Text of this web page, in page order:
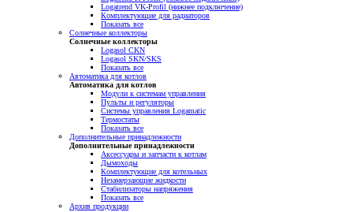
Logatrend VK-Profil (нижнее подключение)
Комплектующие для радиаторов
Показать все
Солнечные коллекторы
Солнечные коллекторы
Logasol CKN
Logasol SKN/SKS
Показать все
Автоматика для котлов
Автоматика для котлов
Модули к системам управления
Пульты и регуляторы
Системы управления Logamatic
Термостаты
Показать все
Дополнительные принадлежности
Дополнительные принадлежности
Аксессуары и запчасти к котлам
Дымоходы
Комплектующие для котельных
Незамерзающие жидкости
Стабилизаторы напряжения
Показать все
Архив продукции